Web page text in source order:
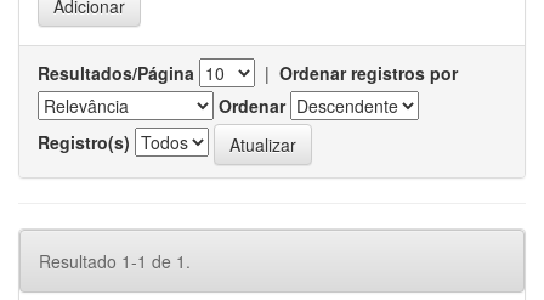
Resultados/Página | Ordenar registros por
Ordenar
Registro(s)
Resultado 1-1 de 1.